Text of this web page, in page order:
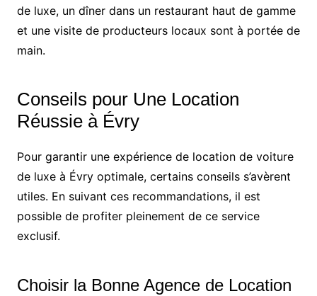
de luxe, un dîner dans un restaurant haut de gamme
et une visite de producteurs locaux sont à portée de
main.
Conseils pour Une Location
Réussie à Évry
Pour garantir une expérience de location de voiture
de luxe à Évry optimale, certains conseils s’avèrent
utiles. En suivant ces recommandations, il est
possible de profiter pleinement de ce service
exclusif.
Choisir la Bonne Agence de Location